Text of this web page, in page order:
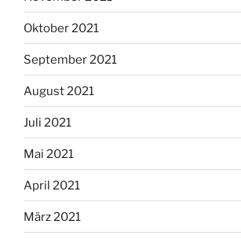
Oktober 2021
September 2021
August 2021
Juli 2021
Mai 2021
April 2021
März 2021